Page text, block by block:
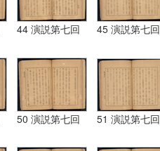
44 演説第七回 45 演説第七回
50 演説第七回 51 演説第七回